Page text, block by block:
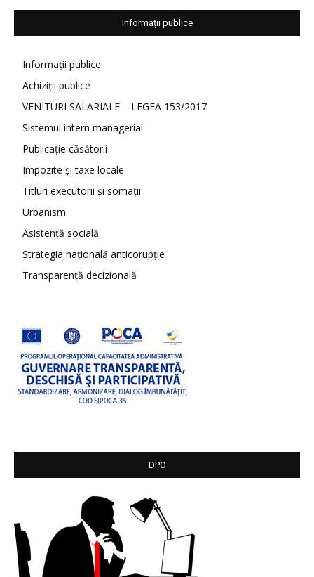
Informații publice
Informații publice
Achiziții publice
VENITURI SALARIALE – LEGEA 153/2017
Sistemul intern managerial
Publicație căsătorii
Impozite și taxe locale
Titluri executorii și somații
Urbanism
Asistență socială
Strategia națională anticorupție
Transparență decizională
DPO